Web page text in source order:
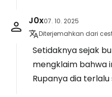
J0x07. 10. 2025
Diterjemahkan dari
Setidaknya sejak
mengklaim bahwa
Rupanya dia terlalu